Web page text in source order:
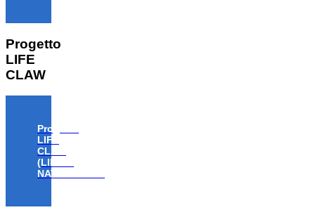
Progetto
LIFE
CLAW
Progetto
LIFE
CLAW
(LIFE18
NAT/IT/000806)